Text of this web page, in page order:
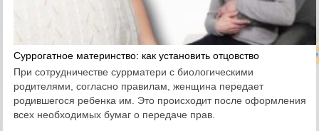
Суррогатное материнство: как установить отцовство
При сотрудничестве суррматери с биологическими
родителями, согласно правилам, женщина передает
родившегося ребенка им. Это происходит после оформления
всех необходимых бумаг о передаче прав.